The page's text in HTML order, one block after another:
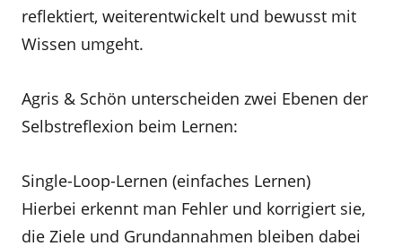
reflektiert, weiterentwickelt und bewusst mit
Wissen umgeht.
Agris & Schön unterscheiden zwei Ebenen der
Selbstreflexion beim Lernen:
Single-Loop-Lernen (einfaches Lernen)
Hierbei erkennt man Fehler und korrigiert sie,
die Ziele und Grundannahmen bleiben dabei